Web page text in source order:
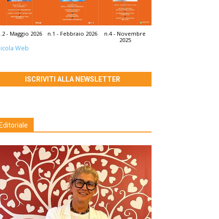
- Maggio 2026 n.1 - Febbraio 2026
n.4 - Novembre
2025
Web
ISCRIVITI ALLA NEWSLETTER